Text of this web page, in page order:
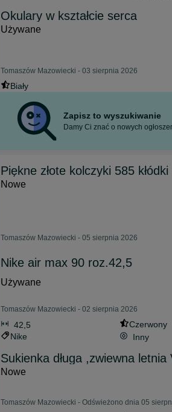
Okulary w kształcie serca
Używane
Tomaszów Mazowiecki - 03 sierpnia 2026
Biały
Zapisz to wyszukiwanie
Damy Ci znać o nowych
Piękne złote kolczyki 585 kłódki
Nowe
Tomaszów Mazowiecki - 05 sierpnia 2026
Nike air max 90 roz.42,5
Używane
Tomaszów Mazowiecki - 02 sierpnia 2026
42,5
Czerwony
Nike
Inny
Sukienka długa ,zwiewna
Nowe
Tomaszów Mazowiecki - Odświeżono dnia 05